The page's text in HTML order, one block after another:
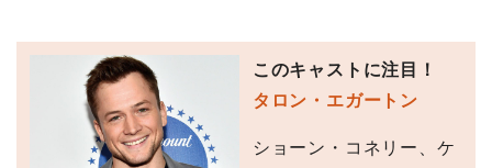
このキャストに注目！
タロン・エガートン
ショーン・コネリー、ケ